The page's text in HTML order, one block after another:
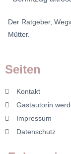
Der Ratgeber,
Mütter.
Seiten
Kontakt
Gastautorin
Impressum
Datenschutz